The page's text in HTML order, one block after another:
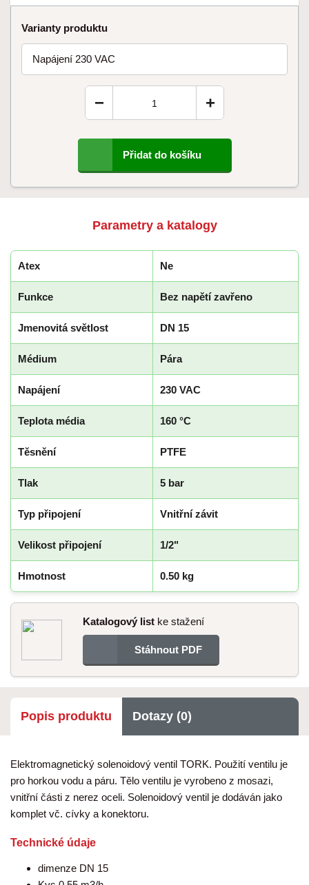
Varianty produktu
Napájení 230 VAC
+
−
Přidat do košíku
Parametry a katalogy
Atex Ne
Funkce Bez napětí zavřeno
Jmenovitá světlost DN 15
Médium Pára
Napájení 230 VAC
Teplota média 160 °C
Těsnění PTFE
Tlak 5 bar
Typ připojení Vnitřní závit
Velikost připojení 1/2"
Hmotnost 0.50 kg
Katalogový list ke stažení
Stáhnout PDF
Popis produktu Dotazy (0)
Elektromagnetický solenoidový ventil TORK. Použití ventilu je
pro horkou vodu a páru. Tělo ventilu je vyrobeno z mosazi,
vnitřní části z nerez oceli. Solenoidový ventil je dodáván jako
komplet vč. cívky a konektoru.
Technické údaje
dimenze DN 15